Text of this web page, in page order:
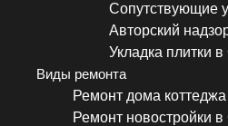
Сопутствующие
Авторский
Укладка плитки
Виды ремонта
Ремонт дома
Ремонт новостройки